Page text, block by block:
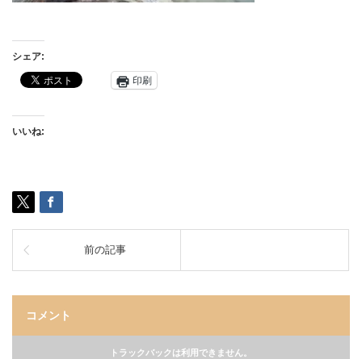
シェア:
印刷
いいね:
前の記事
コメント
トラックバックは利用できません。